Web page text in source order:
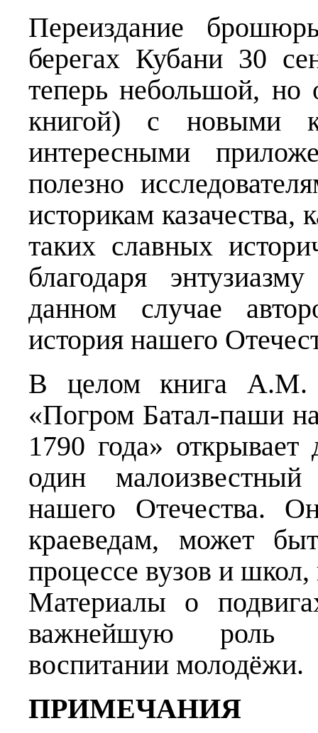
Переиздание
берегах Кубани 30
теперь небольшой,
книгой) с новыми
интересными
полезно
историкам казачества,
таких славных
благодаря
данном случае
история нашего
В целом книга А.М.
«Погром Батал-паши
1790 года»
один
нашего Отечества.
краеведам, может
процессе вузов и
Материалы о
важнейшую роль в
воспитании молодёжи.
ПРИМЕЧАНИЯ